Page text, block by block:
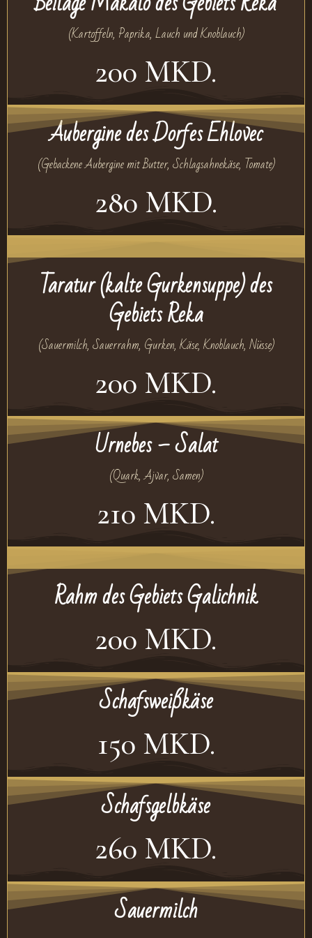
(Kartoffeln, Paprika, Lauch und Knoblauch)
200 MKD.
Aubergine des Dorfes Ehlovec
(Gebackene Aubergine mit Butter, Schlagsahnekäse, Tomate)
280 MKD.
Taratur (kalte Gurkensuppe) des
Gebiets Reka
(Sauermilch, Sauerrahm, Gurken, Käse, Knoblauch, Nüsse)
200 MKD.
Urnebes – Salat
(Quark, Ajvar, Samen)
210 MKD.
Rahm des Gebiets Galichnik
200 MKD.
Schafsweißkäse
150 MKD.
Schafsgelbkäse
260 MKD.
Sauermilch